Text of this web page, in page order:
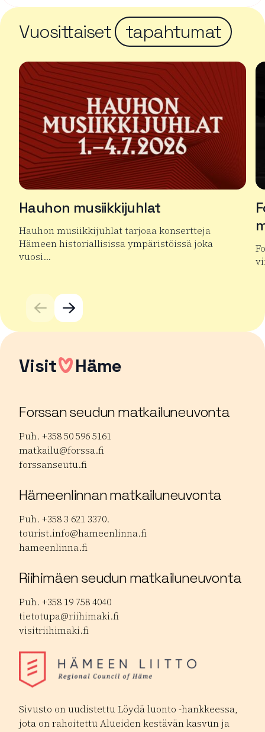
Vuosittaiset tapahtumat
Hauhon musiikkijuhlat
Hauhon musiikkijuhlat tarjoaa konsertteja
Hämeen historiallisissa ympäristöissä joka
vuosi…
Visit Häme
Forssan seudun matkailuneuvonta
Puh. +358 50 596 5161
matkailu@forssa.fi
forssanseutu.fi
Hämeenlinnan matkailuneuvonta
Puh. +358 3 621 3370.
tourist.info@hameenlinna.fi
hameenlinna.fi
Riihimäen seudun matkailuneuvonta
Puh. +358 19 758 4040
tietotupa@riihimaki.fi
visitriihimaki.fi
Sivusto on uudistettu Löydä luonto -hankkeessa,
jota on rahoitettu Alueiden kestävän kasvun ja